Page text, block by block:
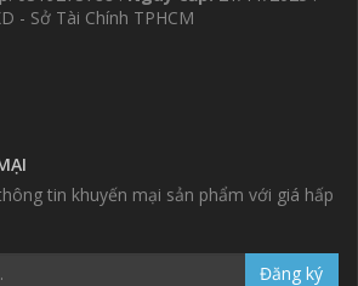
- Sở Tài Chính TPHCM
tin khuyến mại sản phẩm với giá hấp
Đăng ký